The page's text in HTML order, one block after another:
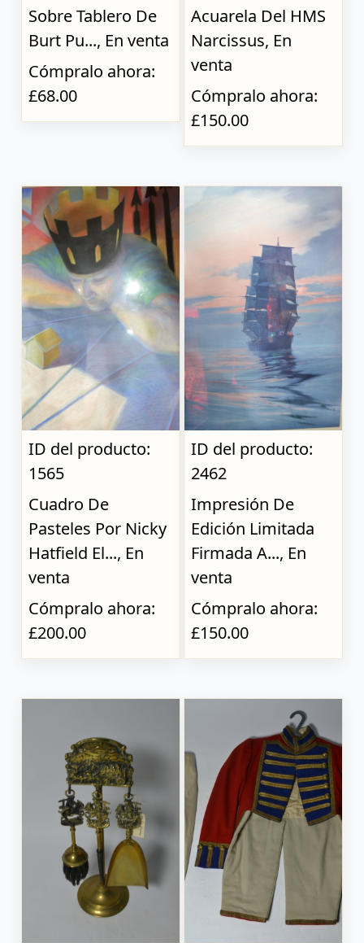
Sobre Tablero De
Burt Pu..., En venta
Cómpralo ahora:
£68.00
Acuarela Del HMS
Narcissus, En
venta
Cómpralo ahora:
£150.00
ID del producto:
1565
Cuadro De
Pasteles Por Nicky
Hatfield El..., En
venta
Cómpralo ahora:
£200.00
ID del producto:
2462
Impresión De
Edición Limitada
Firmada A..., En
venta
Cómpralo ahora:
£150.00